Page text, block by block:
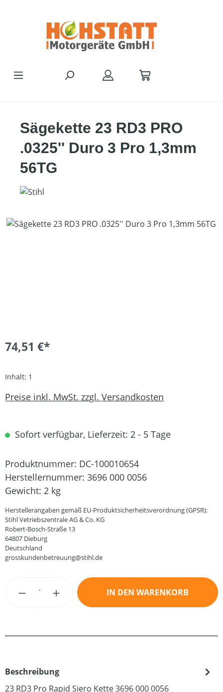
Sägekette 23 RD3 PRO
.0325'' Duro 3 Pro 1,3mm
56TG
Bildergalerie überspringen
74,51 €*
Inhalt: 1
Preise inkl. MwSt. zzgl. Versandkosten
Sofort verfügbar, Lieferzeit: 2 - 5 Tage
Produktnummer: DC-100010654
Herstellernummer: 3696 000 0056
Gewicht: 2 kg
Herstellerangaben gemäß EU-Produktsicherheitsverordnung (GPSR):
Stihl Vetriebszentrale AG & Co. KG
Robert-Bosch-Straße 13
64807 Dieburg
Deutschland
grosskundenbetreuung@stihl.de
Produkt Anzahl: Gib den gewünschten
IN DEN WARENKORB
Beschreibung
23 RD3 Pro Rapid Siero Kette 3696 000 0056